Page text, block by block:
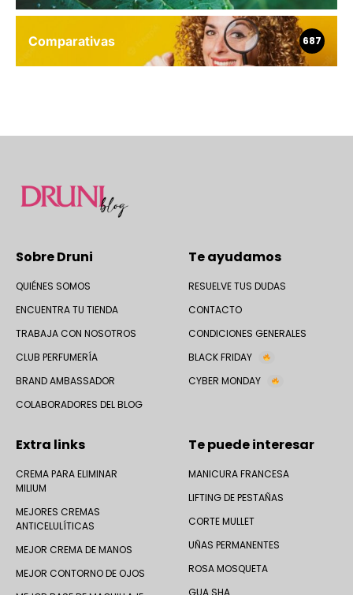
Comparativas 687
Sobre Druni
QUIÉNES SOMOS
ENCUENTRA TU TIENDA
TRABAJA CON NOSOTROS
CLUB PERFUMERÍA
BRAND AMBASSADOR
COLABORADORES DEL BLOG
Te ayudamos
RESUELVE TUS DUDAS
CONTACTO
CONDICIONES GENERALES
BLACK FRIDAY
CYBER MONDAY
Extra links
CREMA PARA ELIMINAR
MILIUM
MEJORES CREMAS
ANTICELULÍTICAS
MEJOR CREMA DE MANOS
MEJOR CONTORNO DE OJOS
Te puede interesar
MANICURA FRANCESA
LIFTING DE PESTAÑAS
CORTE MULLET
UÑAS PERMANENTES
ROSA MOSQUETA
GUA SHA